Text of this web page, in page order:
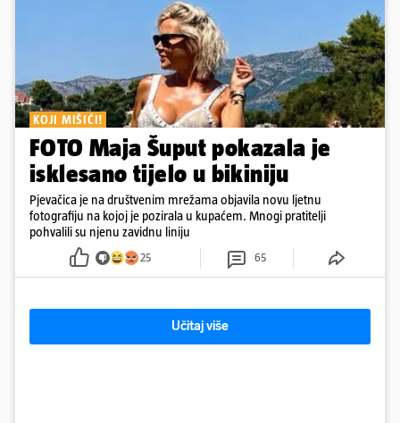
KOJI MIŠIĆI!
FOTO Maja Šuput pokazala je
isklesano tijelo u bikiniju
Pjevačica je na društvenim mrežama objavila novu ljetnu
fotografiju na kojoj je pozirala u kupaćem. Mnogi pratitelji
pohvalili su njenu zavidnu liniju
25 65
Učitaj više